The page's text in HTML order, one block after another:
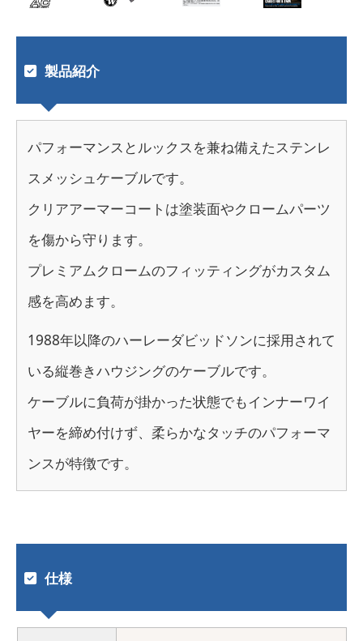
製品紹介
パフォーマンスとルックスを兼ね備えたステンレ
スメッシュケーブルです。
クリアアーマーコートは塗装面やクロームパーツ
を傷から守ります。
プレミアムクロームのフィッティングがカスタム
感を高めます。
1988年以降のハーレーダビッドソンに採用されて
いる縦巻きハウジングのケーブルです。
ケーブルに負荷が掛かった状態でもインナーワイ
ヤーを締め付けず、柔らかなタッチのパフォーマ
ンスが特徴です。
仕様